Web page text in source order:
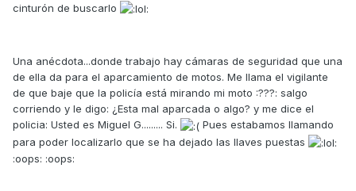
cinturón de buscarlo
Una anécdota...donde trabajo hay cámaras de seguridad que una
de ella da para el aparcamiento de motos. Me llama el vigilante
de que baje que la policía está mirando mi moto :???: salgo
corriendo y le digo: ¿Esta mal aparcada o algo? y me dice el
policia: Usted es Miguel G......... Si.
Pues estabamos llamando
para poder localizarlo que se ha dejado las llaves puestas
:oops: :oops: